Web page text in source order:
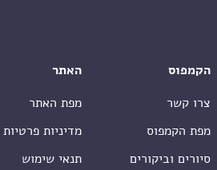
הקמפוס
צרו קשר
מפת הקמפוס
סיורים וביקורים
האתר
מפת האתר
מדיניות פרטיות
תנאי שימוש